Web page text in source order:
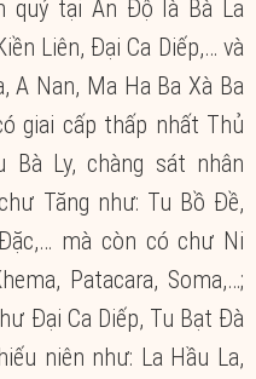
quý tại Ấn Độ là Bà La
Liên, Đại Ca Diếp,… và
Nan, Ma Ha Ba Xà Ba
giai cấp thấp nhất Thủ
Ly, chàng sát nhân
Tăng như: Tu Bồ Đề,
mà còn có chư Ni
Patacara, Soma,…;
Đại Ca Diếp, Tu Bạt Đà
niên như: La Hầu La,